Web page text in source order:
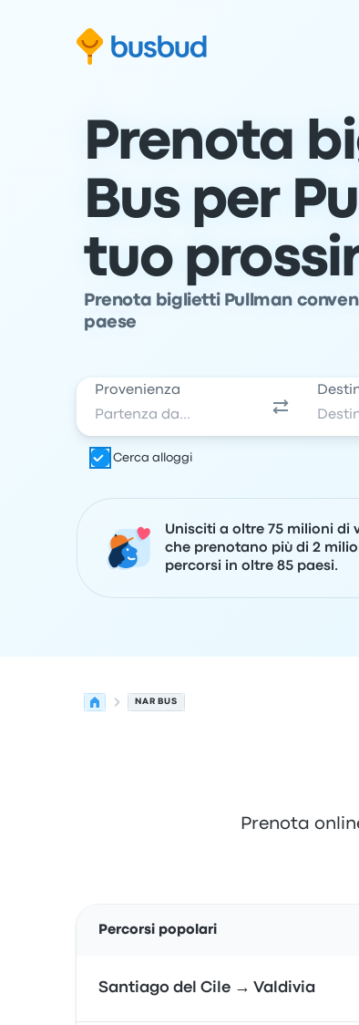
Prenota
Bus per
tuo
Prenota biglietti Pullman
paese
Provenienza
Cerca alloggi
Unisciti a oltre 75 milioni di
che prenotano più di 2
percorsi in oltre 85 paesi.
NAR BUS
Prenota
Percorsi popolari
Santiago del Cile → Valdivia